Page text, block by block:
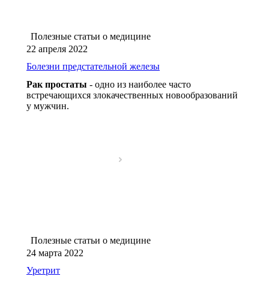
Полезные статьи о медицине
22 апреля 2022
Болезни предстательной железы
Рак простаты - одно из наиболее часто
встречающихся злокачественных новообразований
у мужчин.
Полезные статьи о медицине
24 марта 2022
Уретрит